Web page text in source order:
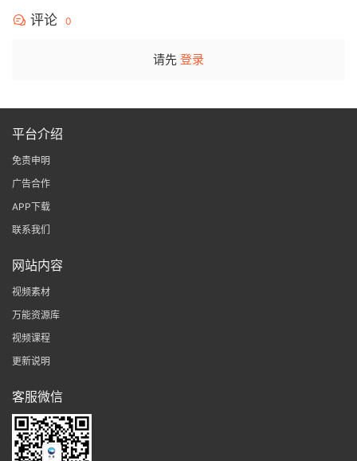
评论 0
请先 登录
平台介绍
免责申明
广告合作
APP下载
联系我们
网站内容
视频素材
万能资源库
视频课程
更新说明
客服微信